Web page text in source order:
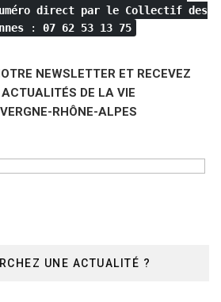
direct par le Collectif des
: 07 62 53 13 75
NEWSLETTER ET RECEVEZ
DE LA VIE
RHÔNE-ALPES
UNE ACTUALITÉ ?